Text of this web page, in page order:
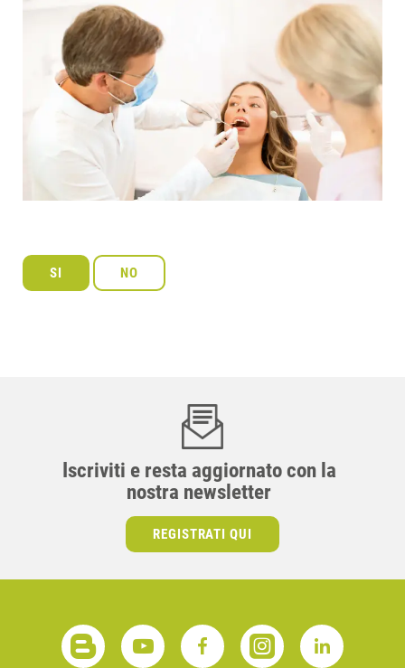
Iscriviti e resta aggiornato con la
nostra newsletter
REGISTRATI QUI